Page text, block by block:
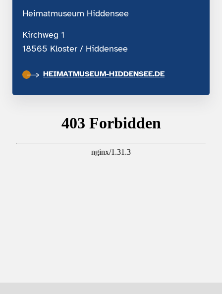
Heimatmuseum Hiddensee
Kirchweg 1
18565 Kloster / Hiddensee
HEIMATMUSEUM-HIDDENSEE.DE